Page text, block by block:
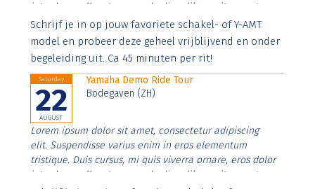
interdum nulla, ut commodo diam libero vitae erat.
Aenean faucibus nibh et justo cursus id rutrum lorem
imperdiet. Nunc ut sem vitae risus tristique posuere.
Schrijf je in op jouw favoriete schakel- of Y-AMT
model en probeer deze geheel vrijblijvend en onder
begeleiding uit. Ca 45 minuten per rit!
Saturday
22
AUGUST
Yamaha Demo Ride Tour
Bodegaven (ZH)
Lorem ipsum dolor sit amet, consectetur adipiscing
elit. Suspendisse varius enim in eros elementum
tristique. Duis cursus, mi quis viverra ornare, eros dolor
interdum nulla, ut commodo diam libero vitae erat.